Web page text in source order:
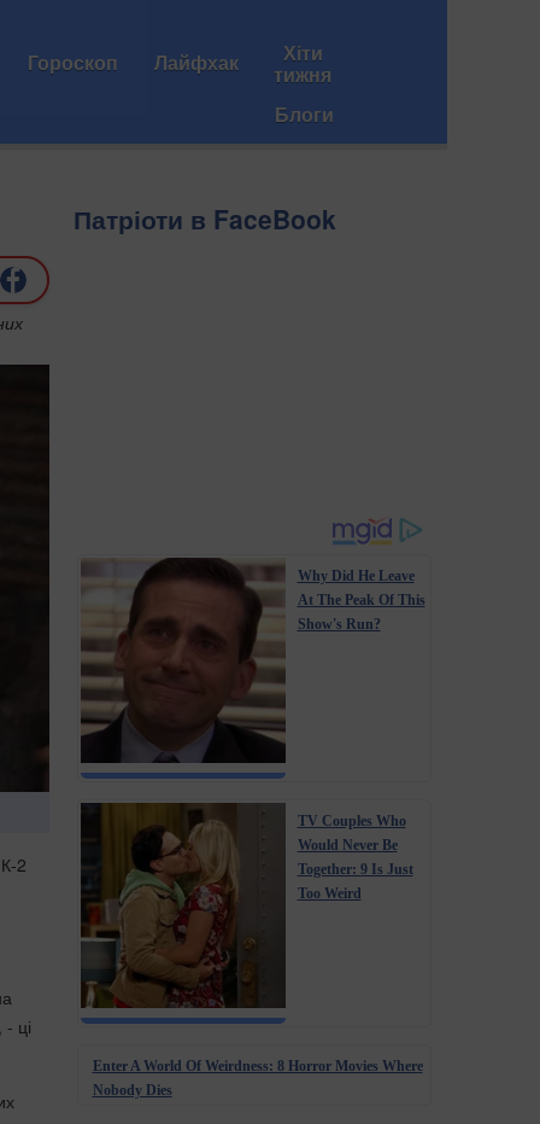
Гороскоп Лайфхак Хіти
тижня
Блоги
2
ці
Патріоти в FaceBook
Why Did He Leave
At The Peak Of This
Show's Run?
TV Couples Who
Would Never Be
Together: 9 Is Just
Too Weird
Enter A World Of Weirdness: 8 Horror Movies Where
Nobody Dies